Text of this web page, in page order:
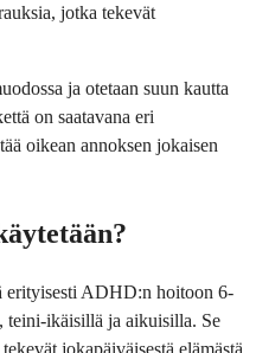
jotka tekevät
ja otetaan suun kautta
on saatavana eri
oikean annoksen jokaisen
ADHD:n hoitoon 6-
teini-ikäisillä ja aikuisilla. Se
jokapäiväisestä elämästä